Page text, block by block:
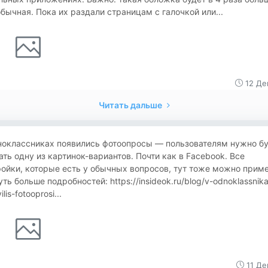
Пока их раздали страницам с галочкой или...
12
Читать дальше
появились фотоопросы — пользователям нужно
одну из картинок-вариантов. Почти как в Facebook. Все
которые есть у обычных вопросов, тут тоже можно
больше подробностей: https://insideok.ru/blog/v-
fotooprosi...
11